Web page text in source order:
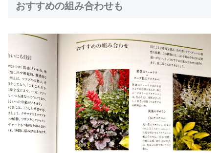
おすすめの組み合わせも